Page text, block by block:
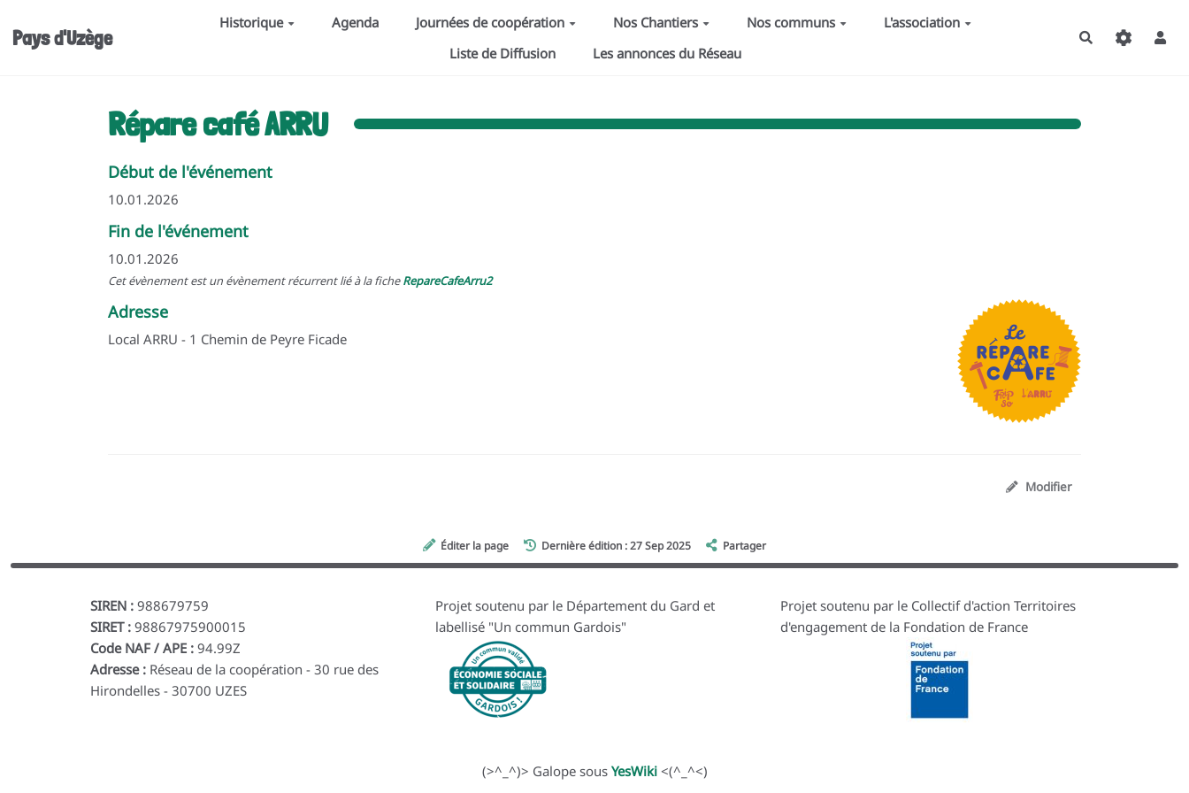
Pays d'Uzège
Historique Agenda Journées de coopération Nos Chantiers Nos communs
L'association
Liste de Diffusion
Les annonces du Réseau
Rechercher
Répare café ARRU
Début de l'événement
10.01.2026
Fin de l'événement
10.01.2026
Cet évènement est un évènement récurrent lié à la ficheRepareCafeArru2
Adresse
Local ARRU - 1 Chemin de Peyre Ficade
Modifier
Éditer la page Dernière édition : 27 Sep 2025 Partager
SIREN : 988679759
SIRET : 98867975900015
Code NAF / APE : 94.99Z
Adresse : Réseau de la coopération - 30 rue des
Hirondelles - 30700 UZES
Projet soutenu par le Département du Gard et
labellisé "Un commun Gardois"
Projet soutenu par le Collectif d'action Territoires
d'engagement de la Fondation de France
(>^_^)> Galope sous YesWiki<(^_^<)